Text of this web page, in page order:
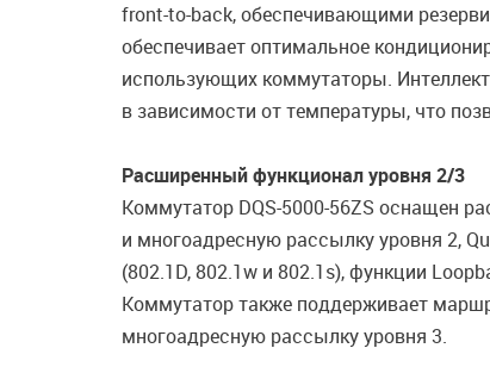
front-to-back, обеспечивающими
обеспечивает оптимальное
использующих коммутаторы.
в зависимости от температуры, что
Расширенный функционал уровня 2/3
Коммутатор DQS-5000-56ZS оснащен
и многоадресную рассылку уровня 2,
(802.1D, 802.1w и 802.1s), функции
Коммутатор также поддерживает
многоадресную рассылку уровня 3.